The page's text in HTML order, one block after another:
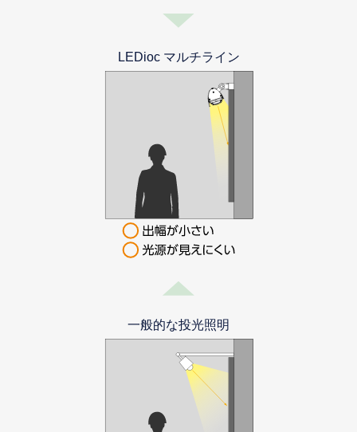
LEDioc マルチライン
一般的な投光照明